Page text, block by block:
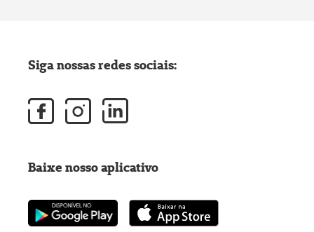
Siga nossas redes sociais:
Baixe nosso aplicativo